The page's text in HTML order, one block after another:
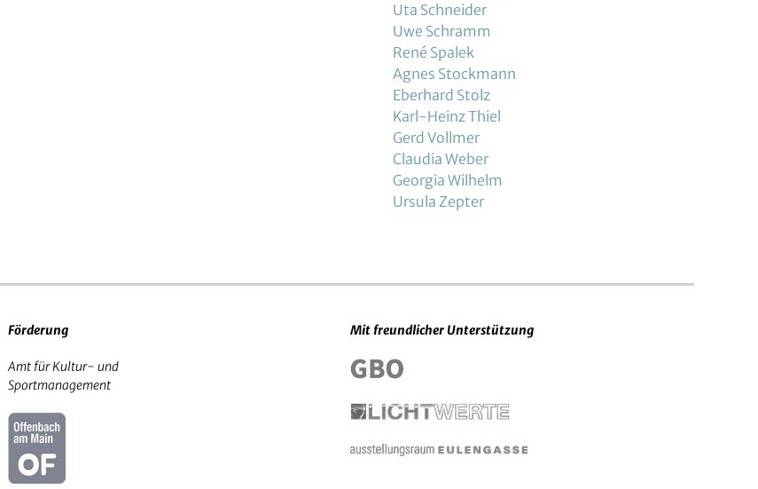
Uta Schneider
Uwe Schramm
René Spalek
Agnes Stockmann
Eberhard Stolz
Karl-Heinz Thiel
Gerd Vollmer
Claudia Weber
Georgia Wilhelm
Ursula Zepter
Förderung
Amt für Kultur- und
Sportmanagement
Mit freundlicher Unterstützung